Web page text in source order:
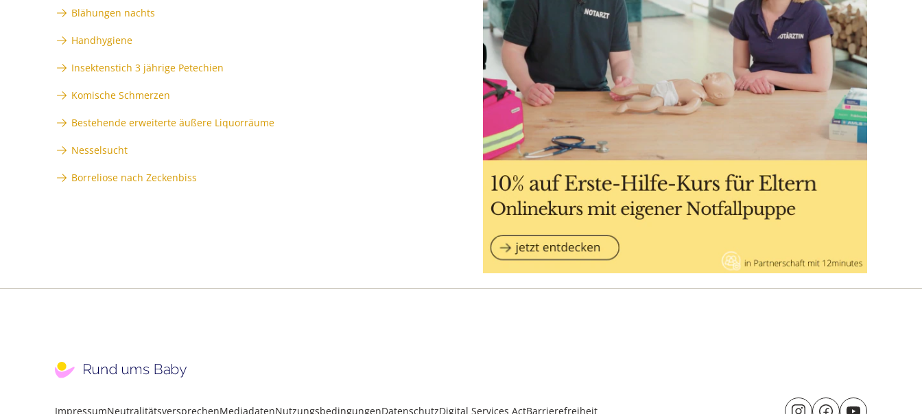
Blähungen nachts
Handhygiene
Insektenstich 3 jährige Petechien
Komische Schmerzen
Bestehende erweiterte äußere Liquorräume
Nesselsucht
Borreliose nach Zeckenbiss
ImpressumNeutralitätsversprechenMediadatenNutzungsbedingungenDatenschutzDigital Services ActBarrierefreiheit
Besuche